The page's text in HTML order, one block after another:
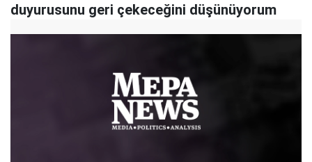
duyurusunu geri çekeceğini düşünüyorum